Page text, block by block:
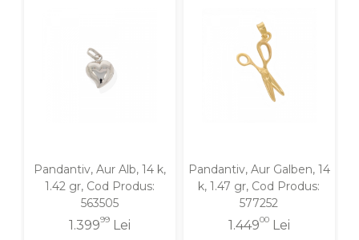
Pandantiv, Aur Alb, 14 k,
1.42 gr, Cod Produs:
563505
1.39999Lei
Pandantiv, Aur Galben, 14
k, 1.47 gr, Cod Produs:
577252
1.44900Lei